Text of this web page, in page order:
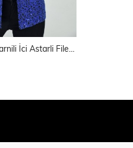
Beli Dantel Garnili İci Astarli File Payetli Ceket